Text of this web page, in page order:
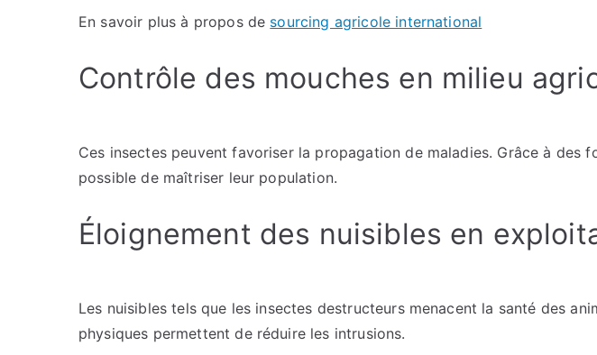
En savoir plus à propos de sourcing agricole international
Contrôle des mouches en milieu
Ces insectes peuvent favoriser la propagation de maladies. Grâce à des
possible de maîtriser leur population.
Éloignement des nuisibles en
Les nuisibles tels que les insectes destructeurs menacent la santé des
physiques permettent de réduire les intrusions.